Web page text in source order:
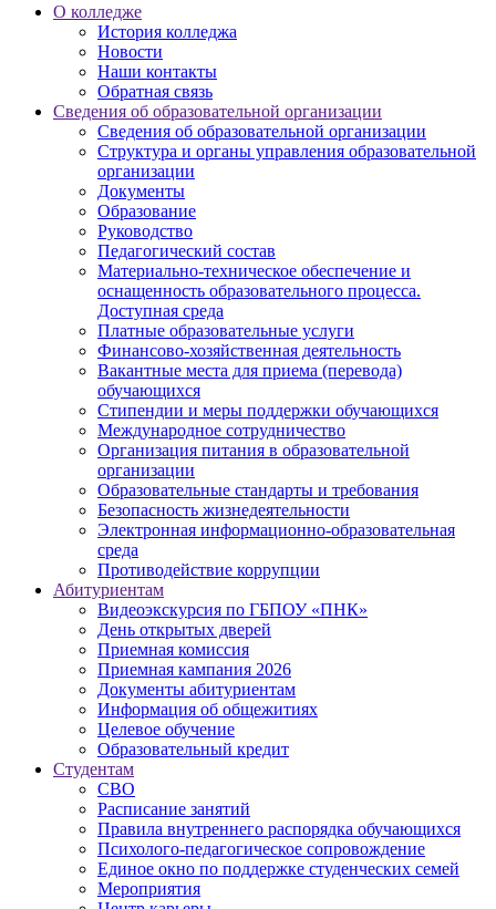
О колледже
История колледжа
Новости
Наши контакты
Обратная связь
Сведения об образовательной организации
Сведения об образовательной организации
Структура и органы управления образовательной
организации
Документы
Образование
Руководство
Педагогический состав
Материально-техническое обеспечение и
оснащенность образовательного процесса.
Доступная среда
Платные образовательные услуги
Финансово-хозяйственная деятельность
Вакантные места для приема (перевода)
обучающихся
Стипендии и меры поддержки обучающихся
Международное сотрудничество
Организация питания в образовательной
организации
Образовательные стандарты и требования
Безопасность жизнедеятельности
Электронная информационно-образовательная
среда
Противодействие коррупции
Абитуриентам
Видеоэкскурсия по ГБПОУ «ПНК»
День открытых дверей
Приемная комиссия
Приемная кампания 2026
Дoкументы абитуриентам
Информация об общежитиях
Целевое обучение
Образовательный кредит
Студентам
СВО
Расписание занятий
Правила внутреннего распорядка обучающихся
Психолого-педагогическое сопровождение
Единое окно по поддержке студенческих семей
Мероприятия